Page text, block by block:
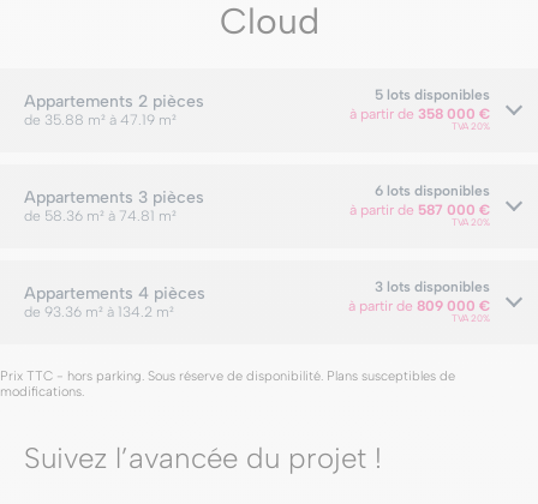
Cloud
Appartements 2 pièces
de 35.88 m² à 47.19 m²
5 lots disponibles
à partir de 358 000 €
TVA 20%
Appartements 3 pièces
de 58.36 m² à 74.81 m²
6 lots disponibles
à partir de 587 000 €
TVA 20%
Appartements 4 pièces
de 93.36 m² à 134.2 m²
3 lots disponibles
à partir de 809 000 €
TVA 20%
Prix TTC - hors parking. Sous réserve de disponibilité. Plans susceptibles de
modifications.
Suivez l’avancée du projet !